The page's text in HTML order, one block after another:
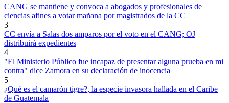
CANG se mantiene y convoca a abogados y profesionales de
ciencias afines a votar mañana por magistrados de la CC
3
CC envía a Salas dos amparos por el voto en el CANG; OJ
distribuirá expedientes
4
"El Ministerio Público fue incapaz de presentar alguna prueba en mi
contra" dice Zamora en su declaración de inocencia
5
¿Qué es el camarón tigre?, la especie invasora hallada en el Caribe
de Guatemala